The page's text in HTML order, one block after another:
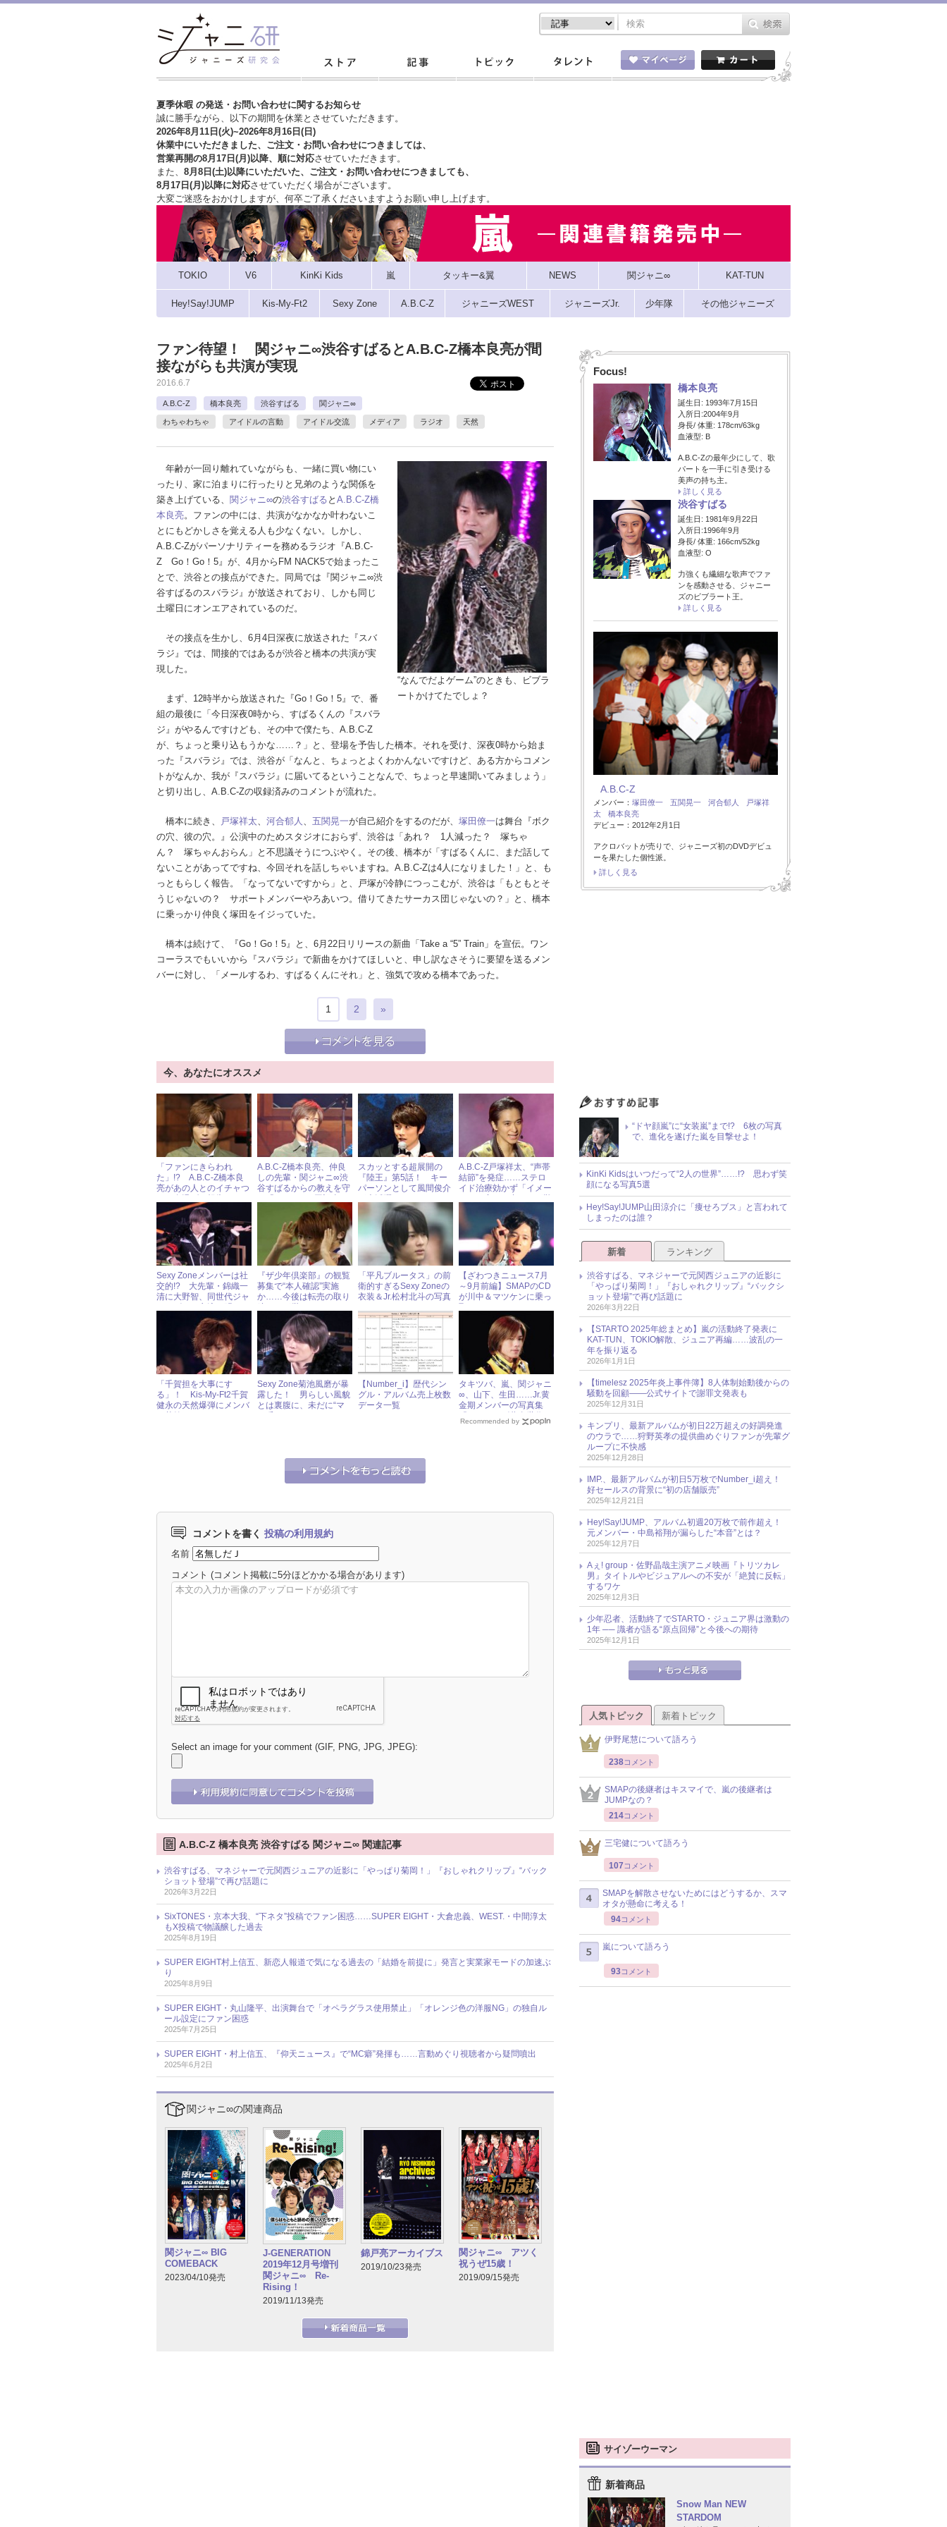
夏季休暇 の発送・お問い合わせに関するお知らせ
誠に勝手ながら、以下の期間を休業とさせていただきます。
2026年8月11日(火)~2026年8月16日(日)
休業中にいただきました、ご注文・お問い合わせにつきましては、
営業再開の8月17日(月)以降、順に対応させていただきます。
また、 8月8日(土)以降にいただいた、ご注文・ お問い合わせにつきましても、
8月17日(月)以降に対応させていただく場合がございます。
大変ご迷惑をおかけしますが、 何卒ご了承くださいますようお願い申し上げます。
TOKIO V6 KinKi Kids 嵐 タッキー&翼 NEWS 関ジャニ∞ KAT-TUN
Hey!Say!JUMP Kis-My-Ft2 Sexy Zone A.B.C-Z ジャニーズWEST ジャニーズJr. 少年隊 その他ジャニーズ
ファン待望！ 関ジャニ∞渋谷すばるとA.B.C-Z橋本良亮が間
接ながらも共演が実現
2016.6.7
A.B.C-Z 橋本良亮 渋谷すばる 関ジャニ∞
わちゃわちゃ アイドルの言動 アイドル交流 メディア ラジオ 天然
“なんでだよゲーム”のときも、ビブラ
ートかけてたでしょ？
年齢が一回り離れていながらも、一緒に買い物にい
ったり、家に泊まりに行ったりと兄弟のような関係を
築き上げている、 関ジャニ∞の渋谷すばる と A.B.C-Z橋
本良亮。ファンの中には、共演がなかなか叶わないこ
とにもどかしさを覚える人も少なくない。しかし、
A.B.C-Zがパーソナリティーを務めるラジオ『A.B.C-
Z Go！Go！5』が、4月からFM NACK5で始まったこ
とで、渋谷との接点ができた。同局では『関ジャニ∞渋
谷すばるのスバラジ』が放送されており、しかも同じ
土曜日にオンエアされているのだ。
その接点を生かし、6月4日深夜に放送された『スバ
ラジ』では、間接的ではあるが渋谷と橋本の共演が実
現した。
まず、12時半から放送された『Go！Go！5』で、番
組の最後に「今日深夜0時から、すばるくんの『スバラ
ジ』がやるんですけども、その中で僕たち、A.B.C-Z
が、ちょっと乗り込もうかな……？」と、登場を予告した橋本。それを受け、深夜0時から始ま
った『スバラジ』では、渋谷が「なんと、ちょっとよくわかんないですけど、ある方からコメン
トがなんか、我が『スバラジ』に届いてるということなんで、ちょっと早速聞いてみましょう」
と切り出し、A.B.C-Zの収録済みのコメントが流れた。
橋本に続き、 戸塚祥太、 河合郁人 、 五関晃一が自己紹介をするのだが、 塚田僚一は舞台『ボク
の穴、彼の穴。』公演中のためスタジオにおらず、渋谷は「あれ？ 1人減った？ 塚ちゃ
ん？ 塚ちゃんおらん」と不思議そうにつぶやく。その後、橋本が「すばるくんに、まだ話して
ないことがあってですね、今回それを話しちゃいますね。A.B.C-Zは4人になりました！」と、も
っともらしく報告。「なってないですから」と、戸塚が冷静につっこむが、渋谷は「もともとそ
うじゃないの？ サポートメンバーやろあいつ。借りてきたサーカス団じゃないの？」と、橋本
に乗っかり仲良く塚田をイジっていた。
橋本は続けて、『Go！Go！5』と、6月22日リリースの新曲「Take a “5” Train」を宣伝。ワン
コーラスでもいいから『スバラジ』で新曲をかけてほしいと、申し訳なさそうに要望を送るメン
バーに対し、「メールするわ、すばるくんにそれ」と、強気で攻める橋本であった。
1 2 »
今、あなたにオススメ
「ファンにきらわれ
た」!? A.B.C-Z橋本良
亮があの人とのイチャつ
A.B.C-Z橋本良亮、仲良
しの先輩・関ジャニ∞渋
谷すばるからの教えを守
スカッとする超展開の
『陸王』第5話！ キー
パーソンとして風間俊介
A.B.C-Z戸塚祥太、“声帯
結節”を発症……ステロ
イド治療効かず「イメー
Sexy Zoneメンバーは社
交的!? 大先輩・錦織一
清に大野智、同世代ジャ
『ザ少年倶楽部』の観覧
募集で“本人確認”実施
か……今後は転売の取り
「平凡ブルータス」の前
衛的すぎるSexy Zoneの
衣装＆Jr.松村北斗の写真
【ざわつきニュース7月
～9月前編】SMAPのCD
が川中＆マツケンに乗っ
「千賀担を大事にす
る」！ Kis-My-Ft2千賀
健永の天然爆弾にメンバ
Sexy Zone菊池風磨が暴
露した！ 男らしい風貌
とは裏腹に、未だに“マ
【Number_i】歴代シン
グル・アルバム売上枚数
データ一覧
タキツバ、嵐、関ジャニ
∞、山下、生田……Jr.黄
金期メンバーの写真集
『ジャニーズ黄金世代』
をチラ見せ
Recommended by
コメントを書く 投稿の利用規約
名前
コメント (コメント掲載に5分ほどかかる場合があります)
Select an image for your comment (GIF, PNG, JPG, JPEG):
A.B.C-Z 橋本良亮 渋谷すばる 関ジャニ∞ 関連記事
渋谷すばる、マネジャーで元関西ジュニアの近影に「やっぱり菊岡！」『おしゃれクリップ』“バック
ショット登場”で再び話題に
2026年3月22日
SixTONES・京本大我、“下ネタ”投稿でファン困惑……SUPER EIGHT・大倉忠義、WEST.・中間淳太
もX投稿で物議醸した過去
2025年8月19日
SUPER EIGHT村上信五、新恋人報道で気になる過去の「結婚を前提に」発言と実業家モードの加速ぶ
り
2025年8月9日
SUPER EIGHT・丸山隆平、出演舞台で「オペラグラス使用禁止」「オレンジ色の洋服NG」の独自ル
ール設定にファン困惑
2025年7月25日
SUPER EIGHT・村上信五、『仰天ニュース』で“MC癖”発揮も……言動めぐり視聴者から疑問噴出
2025年6月2日
関ジャニ∞の関連商品
関ジャニ∞ BIG
COMEBACK
2023/04/10発売
J-GENERATION
2019年12月号増刊
関ジャニ∞ Re-
Rising！
2019/11/13発売
錦戸亮アーカイブス
2019/10/23発売
関ジャニ∞ アツく
祝うぜ15歳！
2019/09/15発売
Focus!
橋本良亮
誕生日: 1993年7月15日
入所日:2004年9月
身長/ 体重: 178cm/63kg
血液型: B
A.B.C-Zの最年少にして、歌
パートを一手に引き受ける
美声の持ち主。
詳しく見る
渋谷すばる
誕生日: 1981年9月22日
入所日:1996年9月
身長/ 体重: 166cm/52kg
血液型: O
力強くも繊細な歌声でファ
ンを感動させる、ジャニー
ズのビブラート王。
詳しく見る
A.B.C-Z
メンバー： 塚田僚一 五関晃一 河合郁人
戸塚祥
太
橋本良亮
デビュー：2012年2月1日
アクロバットが売りで、ジャニーズ初のDVDデビュ
ーを果たした個性派。
詳しく見る
“ドヤ顔嵐”に“女装嵐”まで!? 6枚の写真
で、進化を遂げた嵐を目撃せよ！
KinKi Kidsはいつだって“2人の世界”……!? 思わず笑
顔になる写真5選
Hey!Say!JUMP山田涼介に「痩せろブス」と言われて
しまったのは誰？
新着 ランキング
渋谷すばる、マネジャーで元関西ジュニアの近影に
「やっぱり菊岡！」『おしゃれクリップ』“バックシ
ョット登場”で再び話題に
2026年3月22日
【STARTO 2025年総まとめ】嵐の活動終了発表に
KAT-TUN、TOKIO解散、ジュニア再編……波乱の一
年を振り返る
2026年1月1日
【timelesz 2025年炎上事件簿】8人体制始動後からの
騒動を回顧――公式サイトで謝罪文発表も
2025年12月31日
キンプリ、最新アルバムが初日22万超えの好調発進
のウラで……狩野英孝の提供曲めぐりファンが先輩グ
ループに不快感
2025年12月28日
IMP.、最新アルバムが初日5万枚でNumber_i超え！
好セールスの背景に“初の店舗販売”
2025年12月21日
Hey!Say!JUMP、アルバム初週20万枚で前作超え！
元メンバー・中島裕翔が漏らした“本音”とは？
2025年12月7日
Aぇ! group・佐野晶哉主演アニメ映画『トリツカレ
男』タイトルやビジュアルへの不安が「絶賛に反転」
するワケ
2025年12月3日
少年忍者、活動終了でSTARTO・ジュニア界は激動の
1年 ── 識者が語る“原点回帰”と今後への期待
2025年12月1日
人気トピック 新着トピック
伊野尾慧について語ろう
238コメント
SMAPの後継者はキスマイで、嵐の後継者は
JUMPなの？
214コメント
三宅健について語ろう
107 コメント
SMAPを解散させないためにはどうするか、スマ
オタが懸命に考える！
94コメント
嵐について語ろう
93コメント
サイゾーウーマン
新着商品
Snow Man NEW
STARDOM